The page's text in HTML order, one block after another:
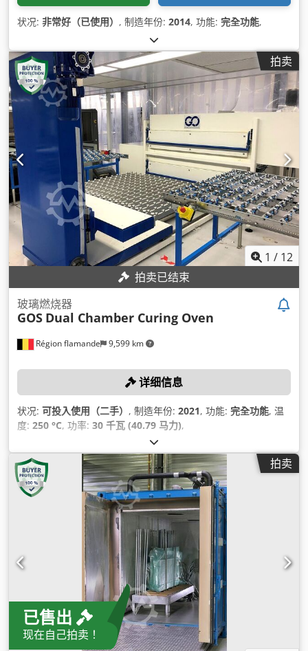
状况: 非常好（已使用） , 制造年份: 2014, 功能: 完全功能,
拍卖
1 / 12
拍卖已结束
Région flamande 9,599 km
玻璃燃烧器
GOS Dual Chamber Curing Oven
详细信息
状况: 可投入使用（二手） , 制造年份: 2021, 功能: 完全功能, 温
度: 250 °C, 功率: 30 千瓦 (40.79 马力),
拍卖
已售出
现在自己拍卖！